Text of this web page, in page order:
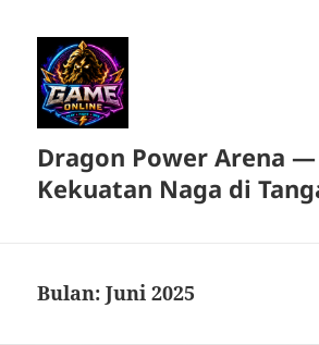
Dragon Power Arena —
Kekuatan Naga di
Bulan:Juni 2025